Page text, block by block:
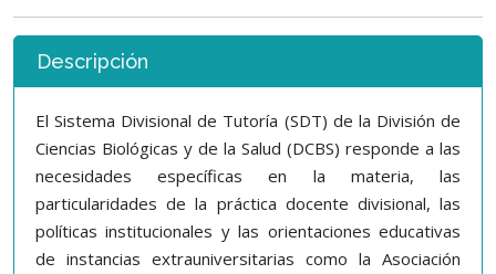
Descripción
El Sistema Divisional de Tutoría (SDT) de la División de
Ciencias Biológicas y de la Salud (DCBS) responde a las
necesidades específicas en la materia, las
particularidades de la práctica docente divisional, las
políticas institucionales y las orientaciones educativas
de instancias extrauniversitarias como la Asociación